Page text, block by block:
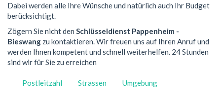
Dabei werden alle Ihre Wünsche und natürlich auch Ihr Budget
berücksichtigt.
Zögern Sie nicht den Schlüsseldienst Pappenheim -
Bieswang zu kontaktieren. Wir freuen uns auf Ihren Anruf und
werden Ihnen kompetent und schnell weiterhelfen. 24 Stunden
sind wir für Sie zu erreichen
Postleitzahl Strassen Umgebung